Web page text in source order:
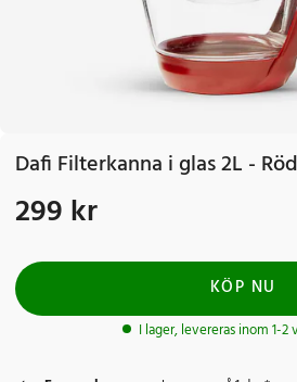
Dafi Filterkanna i glas 2L - Röd
Pris:299 kr
299 kr
KÖP NU
I lager, levereras inom 1-2